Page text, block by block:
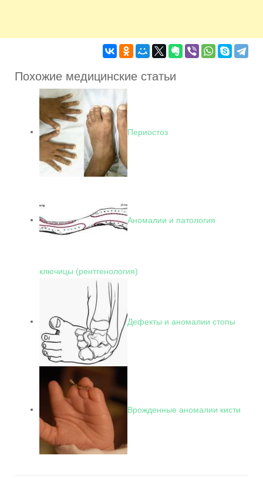
Похожие медицинские статьи
Периостоз
Аномалии и патология
ключицы (рентгенология)
Дефекты и аномалии стопы
Врожденные аномалии кисти